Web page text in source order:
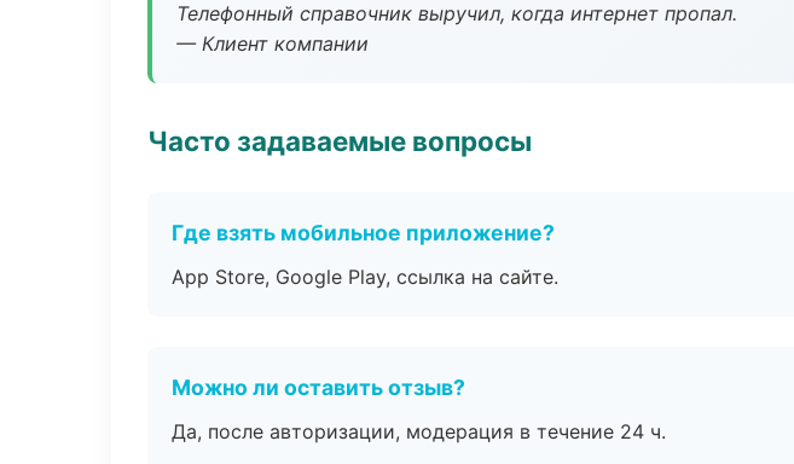
Телефонный справочник выручил, когда интернет пропал.
— Клиент компании
Часто задаваемые вопросы
Где взять мобильное приложение?
App Store, Google Play, ссылка на сайте.
Можно ли оставить отзыв?
Да, после авторизации, модерация в течение 24 ч.